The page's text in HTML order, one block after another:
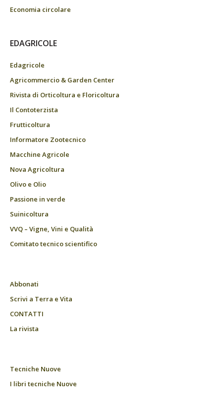
Economia circolare
EDAGRICOLE
Edagricole
Agricommercio & Garden Center
Rivista di Orticoltura e Floricoltura
Il Contoterzista
Frutticoltura
Informatore Zootecnico
Macchine Agricole
Nova Agricoltura
Olivo e Olio
Passione in verde
Suinicoltura
VVQ – Vigne, Vini e Qualità
Comitato tecnico scientifico
Abbonati
Scrivi a Terra e Vita
CONTATTI
La rivista
Tecniche Nuove
I libri tecniche Nuove